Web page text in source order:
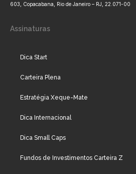
603, Copacabana, Rio de Janeiro – RJ, 22.071-00
Assinaturas
Dica Start
Carteira Plena
Estratégia Xeque-Mate
Dica Internacional
Dica Small Caps
Fundos de Investimentos Carteira Z